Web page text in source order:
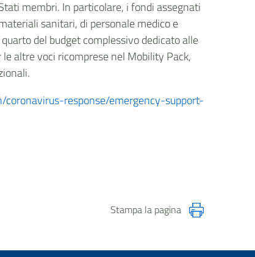
membri. In particolare, i fondi assegnati
sanitari, di personale medico e
del budget complessivo dedicato alle
altre voci ricomprese nel Mobility Pack,
response/emergency-support-
Stampa la pagina